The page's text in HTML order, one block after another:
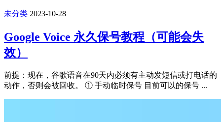
未分类 2023-10-28
Google Voice 永久保号教程（可能会失
效）
前提：现在，谷歌语音在90天内必须有主动发短信或打电话的
动作，否则会被回收。 ① 手动临时保号 目前可以的保号 ...